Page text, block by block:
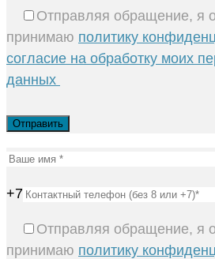
Отправляя обращение, я
принимаю политику
согласие на обработку моих
данных
+7
Отправляя обращение, я
принимаю политику